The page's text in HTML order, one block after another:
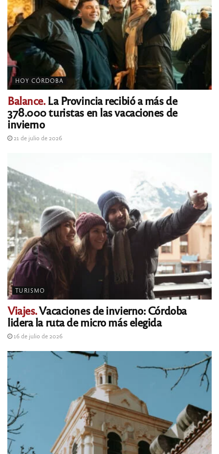
HOY CÓRDOBA
Balance.La Provincia recibió a más de
378.000 turistas en las vacaciones de
invierno
21 de julio de 2026
TURISMO
Viajes.Vacaciones de invierno: Córdoba
lidera la ruta de micro más elegida
16 de julio de 2026